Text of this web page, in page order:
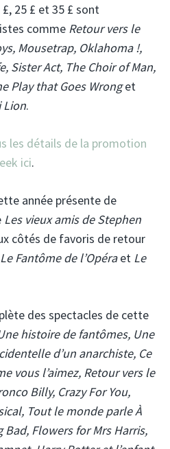
25 £ et 35 £ sont
comme Retour vers le
Mousetrap, Oklahoma !,
Sister Act, The Choir of Man,
Play that Goes Wronget
Lion.
les détails de la promotion
ici.
année présente de
Les vieux amis de Stephen
côtés de favoris de retour
Fantôme de l’Opéraet Le
des spectacles de cette
histoire de fantômes, Une
d’un anarchiste, Ce
vous l’aimez, Retour vers le
Billy, Crazy For You,
Tout le monde parle À
Flowers for Mrs Harris,